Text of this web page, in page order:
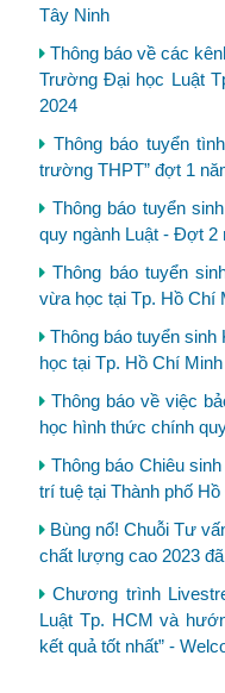
Tây Ninh
Thông báo về các
Trường Đại học Luật
2024
Thông báo tuyển
trường THPT” đợt 1
Thông báo tuyển
quy ngành Luật - Đợt 2
Thông báo tuyển
vừa học tại Tp. Hồ Chí
Thông báo tuyển
học tại Tp. Hồ Chí Minh
Thông báo về việc
học hình thức chính
Thông báo Chiêu
trí tuệ tại Thành phố
Bùng nổ! Chuỗi Tư
chất lượng cao 2023
Chương trình
Luật Tp. HCM và
kết quả tốt nhất” -